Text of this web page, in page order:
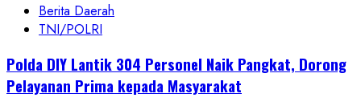
Bersama
BNNP
Satpol
PP
Berita Daerah
TNI/POLRI
Polda DIY Lantik 304 Personel Naik Pangkat, Dorong
Pelayanan Prima kepada Masyarakat